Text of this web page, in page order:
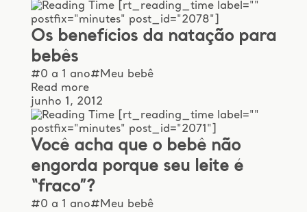
[rt_reading_time label=""
postfix="minutes" post_id="2078"]
Os benefícios da natação para
bebês
#0 a 1 ano#Meu bebê
Read more
junho 1, 2012
[rt_reading_time label=""
postfix="minutes" post_id="2071"]
Você acha que o bebê não
engorda porque seu leite é
“fraco”?
#0 a 1 ano#Meu bebê